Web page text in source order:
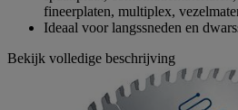
fineerplaten, multiplex,
Ideaal voor langssneden en
Bekijk volledige beschrijving